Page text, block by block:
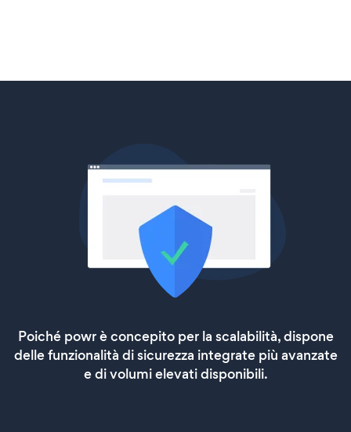
Poiché powr è concepito per la scalabilità, dispone
delle funzionalità di sicurezza integrate più avanzate
e di volumi elevati disponibili.